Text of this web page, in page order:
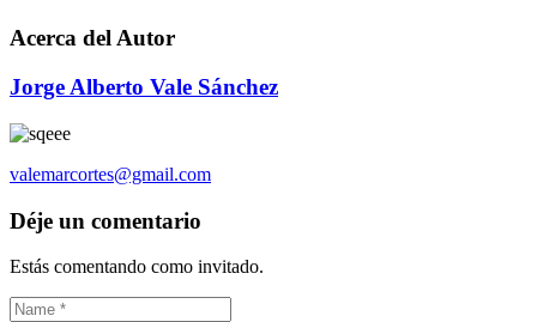
Acerca del Autor
Jorge Alberto Vale Sánchez
valemarcortes@gmail.com
Déje un comentario
Estás comentando como invitado.